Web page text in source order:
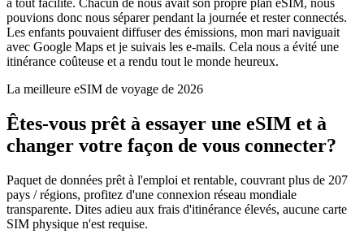
a tout facilité. Chacun de nous avait son propre plan eSIM, nous
pouvions donc nous séparer pendant la journée et rester connectés.
Les enfants pouvaient diffuser des émissions, mon mari naviguait
avec Google Maps et je suivais les e-mails. Cela nous a évité une
itinérance coûteuse et a rendu tout le monde heureux.
La meilleure eSIM de voyage de 2026
Êtes-vous prêt à essayer une eSIM et à
changer votre façon de vous connecter?
Paquet de données prêt à l'emploi et rentable, couvrant plus de 207
pays / régions, profitez d'une connexion réseau mondiale
transparente. Dites adieu aux frais d'itinérance élevés, aucune carte
SIM physique n'est requise.